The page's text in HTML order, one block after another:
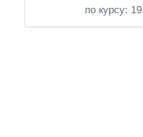
по курсу: